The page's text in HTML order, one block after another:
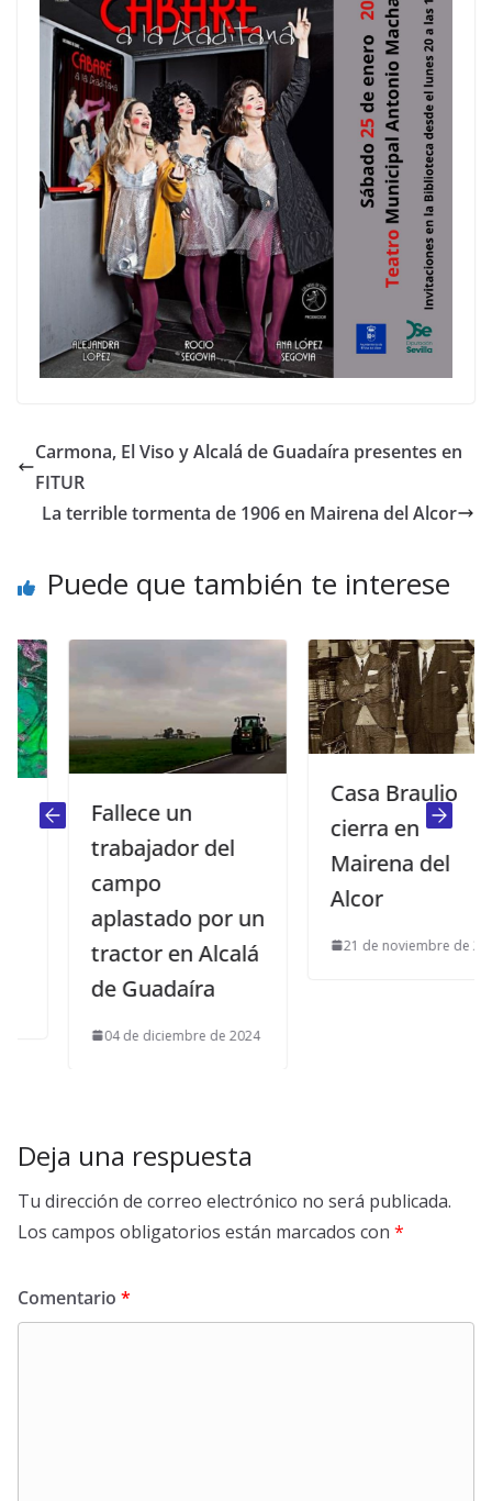
Carmona, El Viso y Alcalá de Guadaíra presentes en
FITUR
La terrible tormenta de 1906 en Mairena del Alcor
Puede que también te interese
Fallece un
trabajador del
campo
aplastado por un
tractor en Alcalá
de Guadaíra
04 de diciembre de 2024
Casa Braulio
cierra en
Mairena del
Alcor
21 de noviembre de 2018
Deja una respuesta
Tu dirección de correo electrónico no será publicada.
Los campos obligatorios están marcados con *
Comentario *